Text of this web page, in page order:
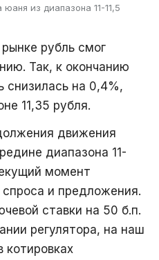
из диапазона 11-11,5
рубль смог
Так, к окончанию
снизилась на 0,4%,
11,35 рубля.
движения
диапазона 11-
момент
и предложения.
ставки на 50 б.п.
регулятора, на наш
котировках